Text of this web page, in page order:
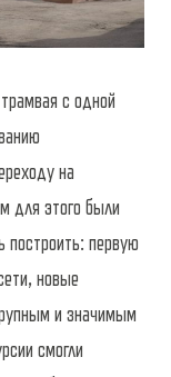
с одной
на
для этого были
построить: первую
новые
и значимым
смогли